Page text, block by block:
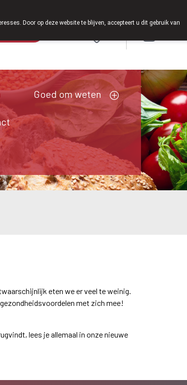
Goed om weten
eten we er veel te weinig.
met zich mee!
lees je allemaal in onze nieuwe
Door op deze website te blijven, accepteert u dit gebruik van